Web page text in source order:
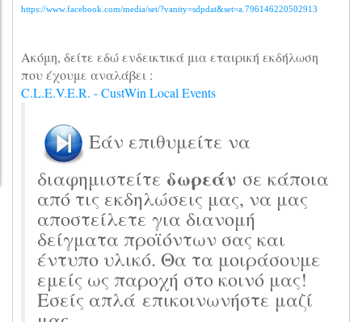
https://www.facebook.com/media/set/?vanity=sdpdat&set=a.796146220502913
Ακόμη, δείτε εδώ ενδεικτικά μια εταιρική εκδήλωση
που έχουμε αναλάβει :
C.L.E.V.E.R. - CustWin Local Events
Εάν επιθυμείτε να
διαφημιστείτε δωρεάν σε κάποια
από τις εκδηλώσεις μας, να μας
αποστείλετε για διανομή
δείγματα προϊόντων σας και
έντυπο υλικό. Θα τα μοιράσουμε
εμείς ως παροχή στο κοινό μας!
Εσείς απλά επικοινωνήστε μαζί